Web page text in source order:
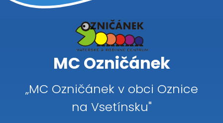
MC Ozničánek
„MC Ozničánek v obci Oznice
na Vsetínsku"